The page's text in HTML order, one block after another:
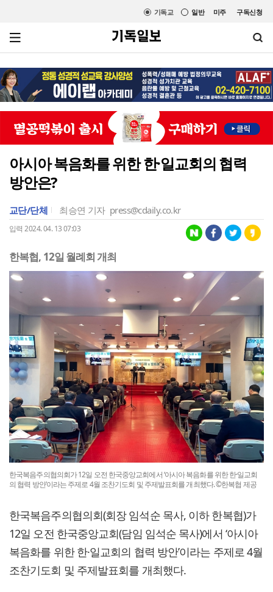
미주 구독신청
일반
기독교
아시아 복음화를 위한 한·일교회의 협력
방안은?
교단/단체 최승연 기자 press@cdaily.co.kr
입력 2024. 04. 13 07:03
한복협, 12일 월례회 개최
한국복음주의협의회가 12일 오전 한국중앙교회에서 ‘아시아 복음화를 위한 한·일교회
의 협력 방안’이라는 주제로 4월 조찬기도회 및 주제발표회를 개최했다. ©한복협 제공
한국복음주의협의회(회장 임석순 목사, 이하 한복협)가
12일 오전 한국중앙교회(담임 임석순 목사)에서 ‘아시아
복음화를 위한 한·일교회의 협력 방안’이라는 주제로 4월
조찬기도회 및 주제발표회를 개최했다.